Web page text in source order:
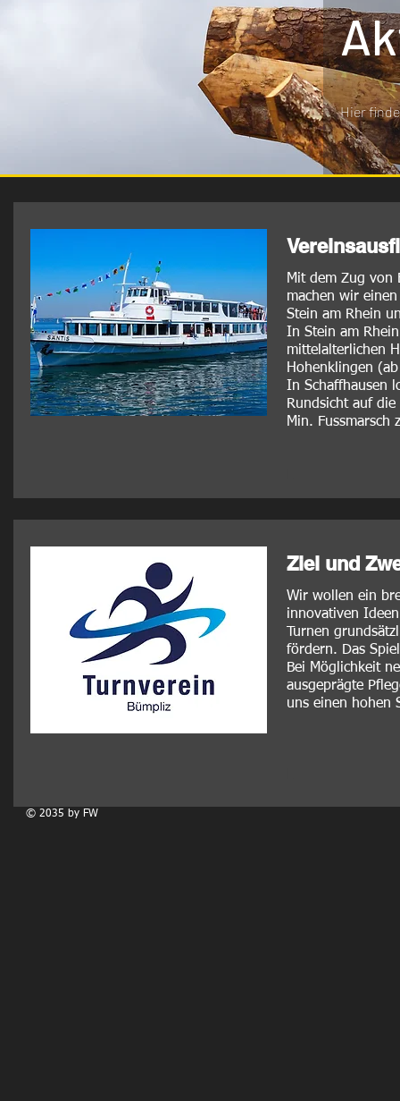
Hier
Mit dem Zug von
machen wir
Stein am Rhein
In Stein am
mittelalterlichen
Hohenklingen
In Schaffhausen
Rundsicht auf
Min.
Ziel und
Wir wollen ein
innovativen
Turnen
fördern. Das
Bei Möglichkeit
ausgeprägte
uns einen hohen
© 2035 by FW